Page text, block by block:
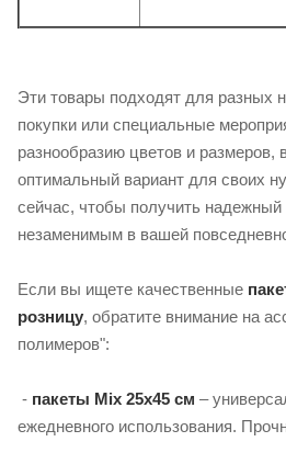
Эти товары подходят для разных
покупки или специальные
разнообразию цветов и размеров,
оптимальный вариант для своих
сейчас, чтобы получить надежный
незаменимым в вашей
Если вы ищете качественные
розницу, обратите внимание на
полимеров":
- пакеты Mix 25х45 см –
ежедневного использования.